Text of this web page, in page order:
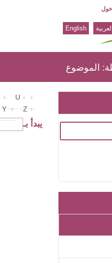
العربية English
الموضوع
U
Y Z
يبدأ بـ